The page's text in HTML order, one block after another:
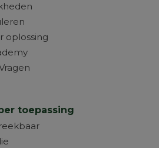
oplossing
toepassing